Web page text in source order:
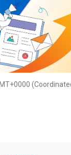
關於我們